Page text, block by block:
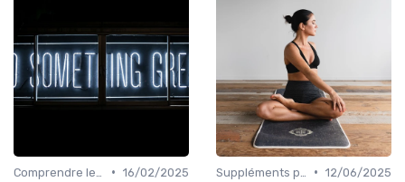
• 16/02/2025
• 12/06/2025